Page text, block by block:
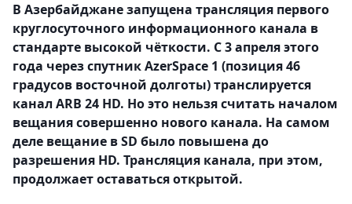
В Азербайджане запущена трансляция первого
круглосуточного информационного канала в
стандарте высокой чёткости. С 3 апреля этого
года через спутник AzerSpace 1 (позиция 46
градусов восточной долготы) транслируется
канал ARB 24 HD. Но это нельзя считать началом
вещания совершенно нового канала. На самом
деле вещание в SD было повышена до
разрешения HD. Трансляция канала, при этом,
продолжает оставаться открытой.